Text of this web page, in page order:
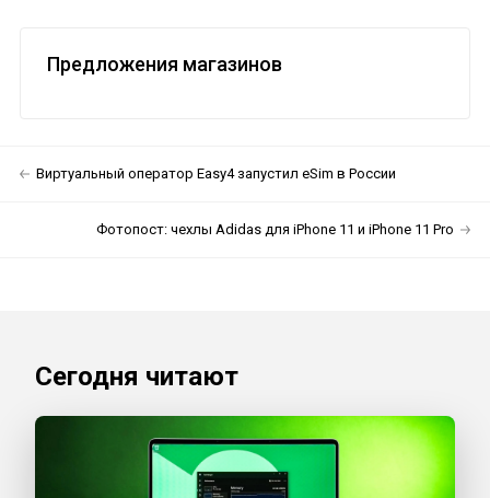
Предложения магазинов
Виртуальный оператор Easy4 запустил eSim в России
Фотопост: чехлы Adidas для iPhone 11 и iPhone 11 Pro
Сегодня читают